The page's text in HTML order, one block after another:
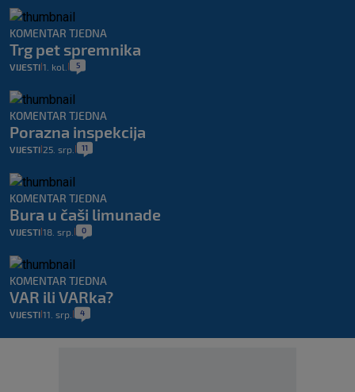
KOMENTAR TJEDNA
Trg pet spremnika
VIJESTI 1. kol. 5
KOMENTAR TJEDNA
Porazna inspekcija
VIJESTI 25. srp. 11
KOMENTAR TJEDNA
Bura u čaši limunade
VIJESTI 18. srp. 0
KOMENTAR TJEDNA
VAR ili VARka?
VIJESTI 11. srp. 4